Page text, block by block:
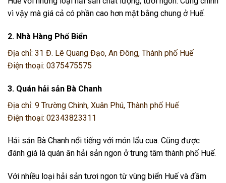
vì vậy mà giá cả có phần cao hơn mặt bằng chung ở Huế.
2. Nhà Hàng Phố Biển
Địa chỉ: 31 Đ. Lê Quang Đạo, An Đông, Thành phố Huế
Điện thoại: 0375475575
3. Quán hải sản Bà Chanh
Địa chỉ: 9 Trường Chinh, Xuân Phú, Thành phố Huế
Điện thoại: 02343823311
Hải sản Bà Chanh nổi tiếng với món lẩu cua. Cũng được
đánh giá là quán ăn hải sản ngon ở trung tâm thành phố Huế.
Với nhiều loại hải sản tươi ngon từ vùng biển Huế và đầm